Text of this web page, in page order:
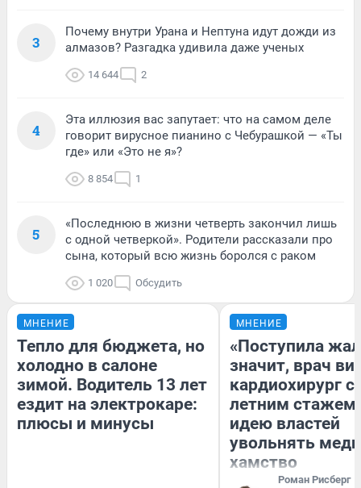
3
Почему внутри Урана и Нептуна идут дожди из
алмазов? Разгадка удивила даже ученых
14 644 2
4
Эта иллюзия вас запутает: что на самом деле
говорит вирусное пианино с Чебурашкой — «Ты
где» или «Это не я»?
8 854 1
5
«Последнюю в жизни четверть закончил лишь
с одной четверкой». Родители рассказали про
сына, который всю жизнь боролся с раком
1 020 Обсудить
МНЕНИЕ
Тепло для бюджета, но
холодно в салоне
зимой. Водитель 13 лет
ездит на электрокаре:
плюсы и минусы
МНЕНИЕ
«Поступила
значит, врач
кардиохирург с
летним стажем
идею властей
увольнять
хамство
Роман Рисберг